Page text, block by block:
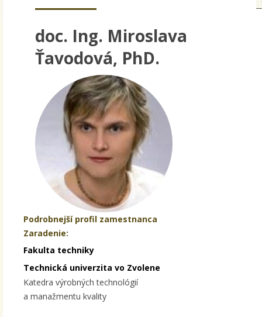
doc. Ing. Miroslava
Ťavodová, PhD.
Podrobnejší profil zamestnanca
Zaradenie:
Fakulta techniky
Technická univerzita vo Zvolene
Katedra výrobných technológií
a manažmentu kvality